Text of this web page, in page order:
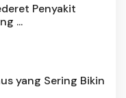
Penyakit
...
yang Sering Bikin